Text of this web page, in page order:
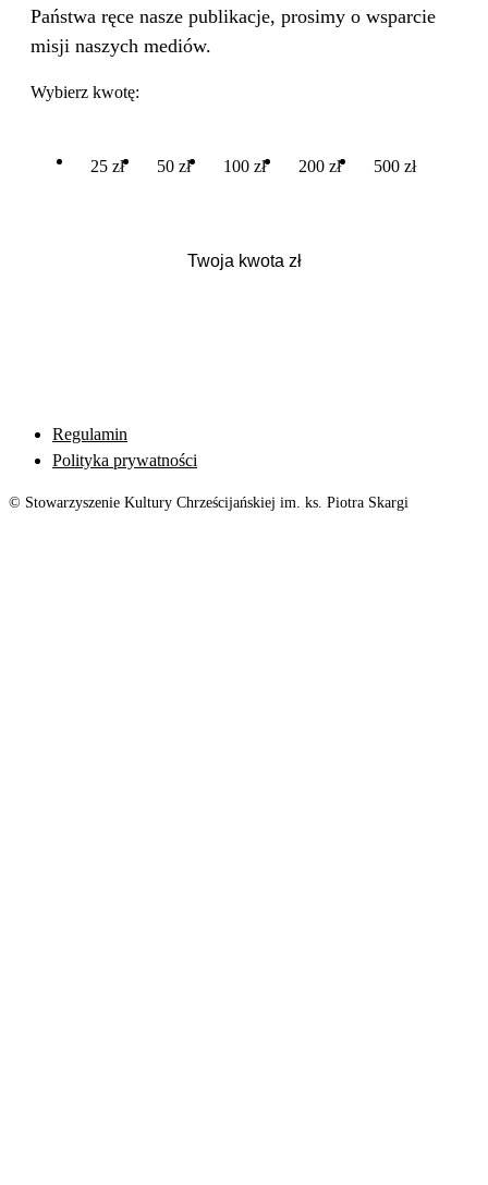
Państwa ręce nasze publikacje, prosimy o wsparcie
misji naszych mediów.
Wybierz kwotę:
25 zł 50 zł 100 zł 200 zł 500 zł
Regulamin
Polityka prywatności
© Stowarzyszenie Kultury Chrześcijańskiej im. ks. Piotra Skargi